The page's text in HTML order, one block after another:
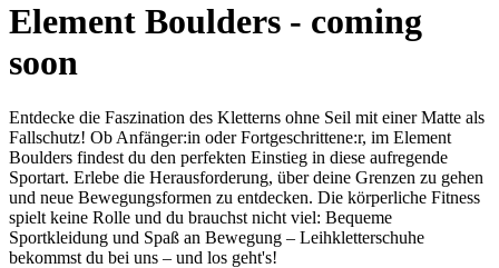
Element Boulders - coming
soon
Entdecke die Faszination des Kletterns ohne Seil mit einer Matte als
Fallschutz! Ob Anfänger:in oder Fortgeschrittene:r, im Element
Boulders findest du den perfekten Einstieg in diese aufregende
Sportart. Erlebe die Herausforderung, über deine Grenzen zu gehen
und neue Bewegungsformen zu entdecken. Die körperliche Fitness
spielt keine Rolle und du brauchst nicht viel: Bequeme
Sportkleidung und Spaß an Bewegung – Leihkletterschuhe
bekommst du bei uns – und los geht's!